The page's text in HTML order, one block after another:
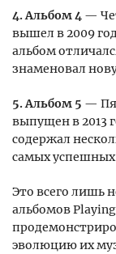
4. Альбом 4 —
вышел в 2009
альбом
знаменовал
5. Альбом 5 —
выпущен в 2013
содержал
самых
Это всего лишь
альбомов
эволюцию их